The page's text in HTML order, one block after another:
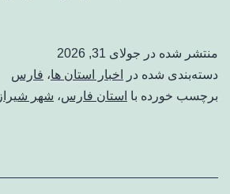
منتشر شده در جولای 31, 2026
دسته‌بندی شده در
اخبار استان ها، فارس
برچسب خورده با استان فارس، شهر شیراز